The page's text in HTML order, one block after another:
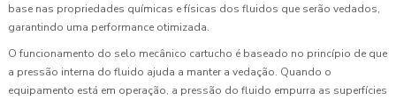
base nas propriedades químicas e físicas dos fluidos que serão vedados,
garantindo uma performance otimizada.
O funcionamento do selo mecânico cartucho é baseado no princípio de que
a pressão interna do fluido ajuda a manter a vedação. Quando o
equipamento está em operação, a pressão do fluido empurra as superfícies